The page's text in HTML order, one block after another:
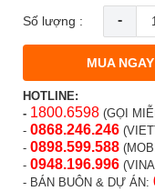
Số lượng : -
MUA NGAY
HOTLINE:
- 1800.6598 (GỌI
- 0868.246.246
- 0898.599.588
- 0948.196.996
- BÁN BUÔN & DỰ ÁN: